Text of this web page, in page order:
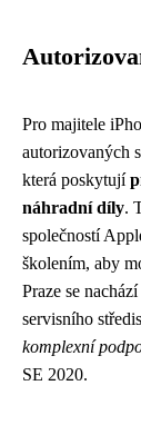
Pro majitele
autorizovaných
která poskytují
náhradní díly.
společností
školením, aby
Praze se
servisního
komplexní
SE 2020.